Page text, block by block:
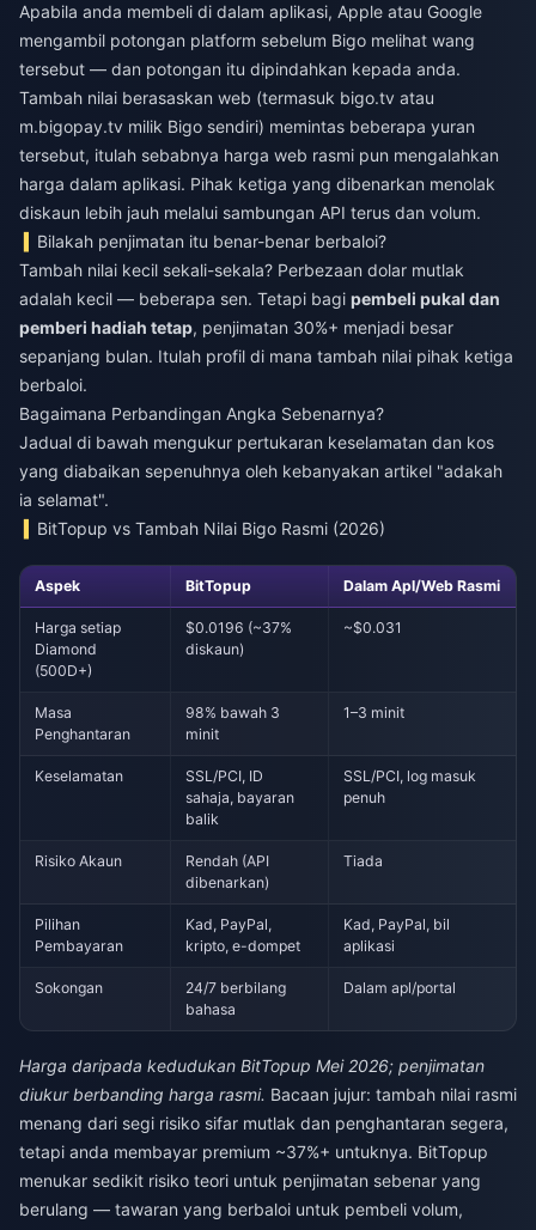
Apabila anda membeli di dalam aplikasi, Apple atau Google
mengambil potongan platform sebelum Bigo melihat wang
tersebut — dan potongan itu dipindahkan kepada anda.
Tambah nilai berasaskan web (termasuk bigo.tv atau
m.bigopay.tv milik Bigo sendiri) memintas beberapa yuran
tersebut, itulah sebabnya harga web rasmi pun mengalahkan
harga dalam aplikasi. Pihak ketiga yang dibenarkan menolak
diskaun lebih jauh melalui sambungan API terus dan volum.
Bilakah penjimatan itu benar-benar berbaloi?
Tambah nilai kecil sekali-sekala? Perbezaan dolar mutlak
adalah kecil — beberapa sen. Tetapi bagi pembeli pukal dan
pemberi hadiah tetap, penjimatan 30%+ menjadi besar
sepanjang bulan. Itulah profil di mana tambah nilai pihak ketiga
berbaloi.
Bagaimana Perbandingan Angka Sebenarnya?
Jadual di bawah mengukur pertukaran keselamatan dan kos
yang diabaikan sepenuhnya oleh kebanyakan artikel "adakah
ia selamat".
BitTopup vs Tambah Nilai Bigo Rasmi (2026)
Aspek BitTopup Dalam Apl/Web Rasmi
Harga setiap
Diamond
(500D+)
$0.0196 (~37%
diskaun)
~$0.031
Masa
Penghantaran
98% bawah 3
minit
1–3 minit
Keselamatan
SSL/PCI, ID
sahaja, bayaran
balik
SSL/PCI, log masuk
penuh
Risiko Akaun
Rendah (API
dibenarkan)
Tiada
Pilihan
Pembayaran
Kad, PayPal,
kripto, e-dompet
Kad, PayPal, bil
aplikasi
Sokongan
24/7 berbilang
bahasa
Dalam apl/portal
Harga daripada kedudukan BitTopup Mei 2026; penjimatan
diukur berbanding harga rasmi. Bacaan jujur: tambah nilai rasmi
menang dari segi risiko sifar mutlak dan penghantaran segera,
tetapi anda membayar premium ~37%+ untuknya. BitTopup
menukar sedikit risiko teori untuk penjimatan sebenar yang
berulang — tawaran yang berbaloi untuk pembeli volum,